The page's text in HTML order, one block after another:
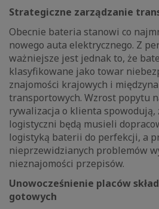
Strategiczne zarządzanie
Obecnie bateria stanowi co
nowego auta elektrycznego. Z
ważniejsze jest jednak to, że
klasyfikowane jako towar
znajomości krajowych i
transportowych. Wzrost popytu
rywalizacja o klienta spowodują,
logistyczni będą musieli
logistyką baterii do perfekcji, a
nieprzewidzianych problemów
nieznajomości przepisów.
Unowocześnienie placów
gotowych